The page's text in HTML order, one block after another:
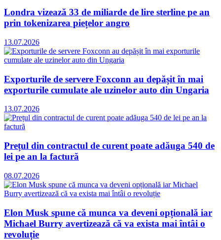
Londra vizează 33 de miliarde de lire sterline pe an
prin tokenizarea piețelor angro
13.07.2026
Exporturile de servere Foxconn au depășit în mai
exporturile cumulate ale uzinelor auto din Ungaria
13.07.2026
Prețul din contractul de curent poate adăuga 540 de
lei pe an la factură
08.07.2026
Elon Musk spune că munca va deveni opțională iar
Michael Burry avertizează că va exista mai întâi o
revoluție